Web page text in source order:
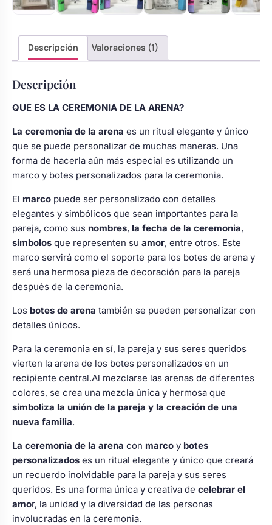
Descripción Valoraciones (1)
Descripción
QUE ES LA CEREMONIA DE LA ARENA?
La ceremonia de la arena es un ritual elegante y único
que se puede personalizar de muchas maneras. Una
forma de hacerla aún más especial es utilizando un
marco y botes personalizados para la ceremonia.
El marco puede ser personalizado con detalles
elegantes y simbólicos que sean importantes para la
pareja, como sus nombres, la fecha de la ceremonia,
símbolos que representen su amor, entre otros. Este
marco servirá como el soporte para los botes de arena y
será una hermosa pieza de decoración para la pareja
después de la ceremonia.
Los botes de arena también se pueden personalizar con
detalles únicos.
Para la ceremonia en sí, la pareja y sus seres queridos
vierten la arena de los botes personalizados en un
recipiente central.Al mezclarse las arenas de diferentes
colores, se crea una mezcla única y hermosa que
simboliza la unión de la pareja y la creación de una
nueva familia.
La ceremonia de la arena con marco y botes
personalizados es un ritual elegante y único que creará
un recuerdo inolvidable para la pareja y sus seres
queridos. Es una forma única y creativa de celebrar el
amor, la unidad y la diversidad de las personas
involucradas en la ceremonia.